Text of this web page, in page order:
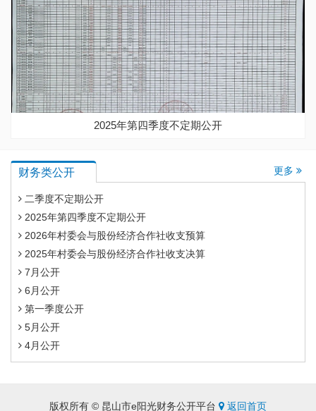
2025年第四季度不定期公开
财务类公开 更多
二季度不定期公开
2025年第四季度不定期公开
2026年村委会与股份经济合作社收支预算
2025年村委会与股份经济合作社收支决算
7月公开
6月公开
第一季度公开
5月公开
4月公开
版权所有 © 昆山市e阳光财务公开平台 返回首页